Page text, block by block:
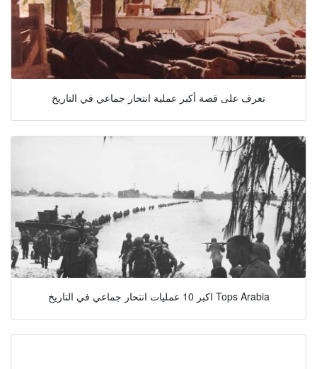
تعرف على قصة أكبر عملية انتحار جماعي في التاريخ
اكبر 10 عمليات انتحار جماعي في التاريخ Tops Arabia